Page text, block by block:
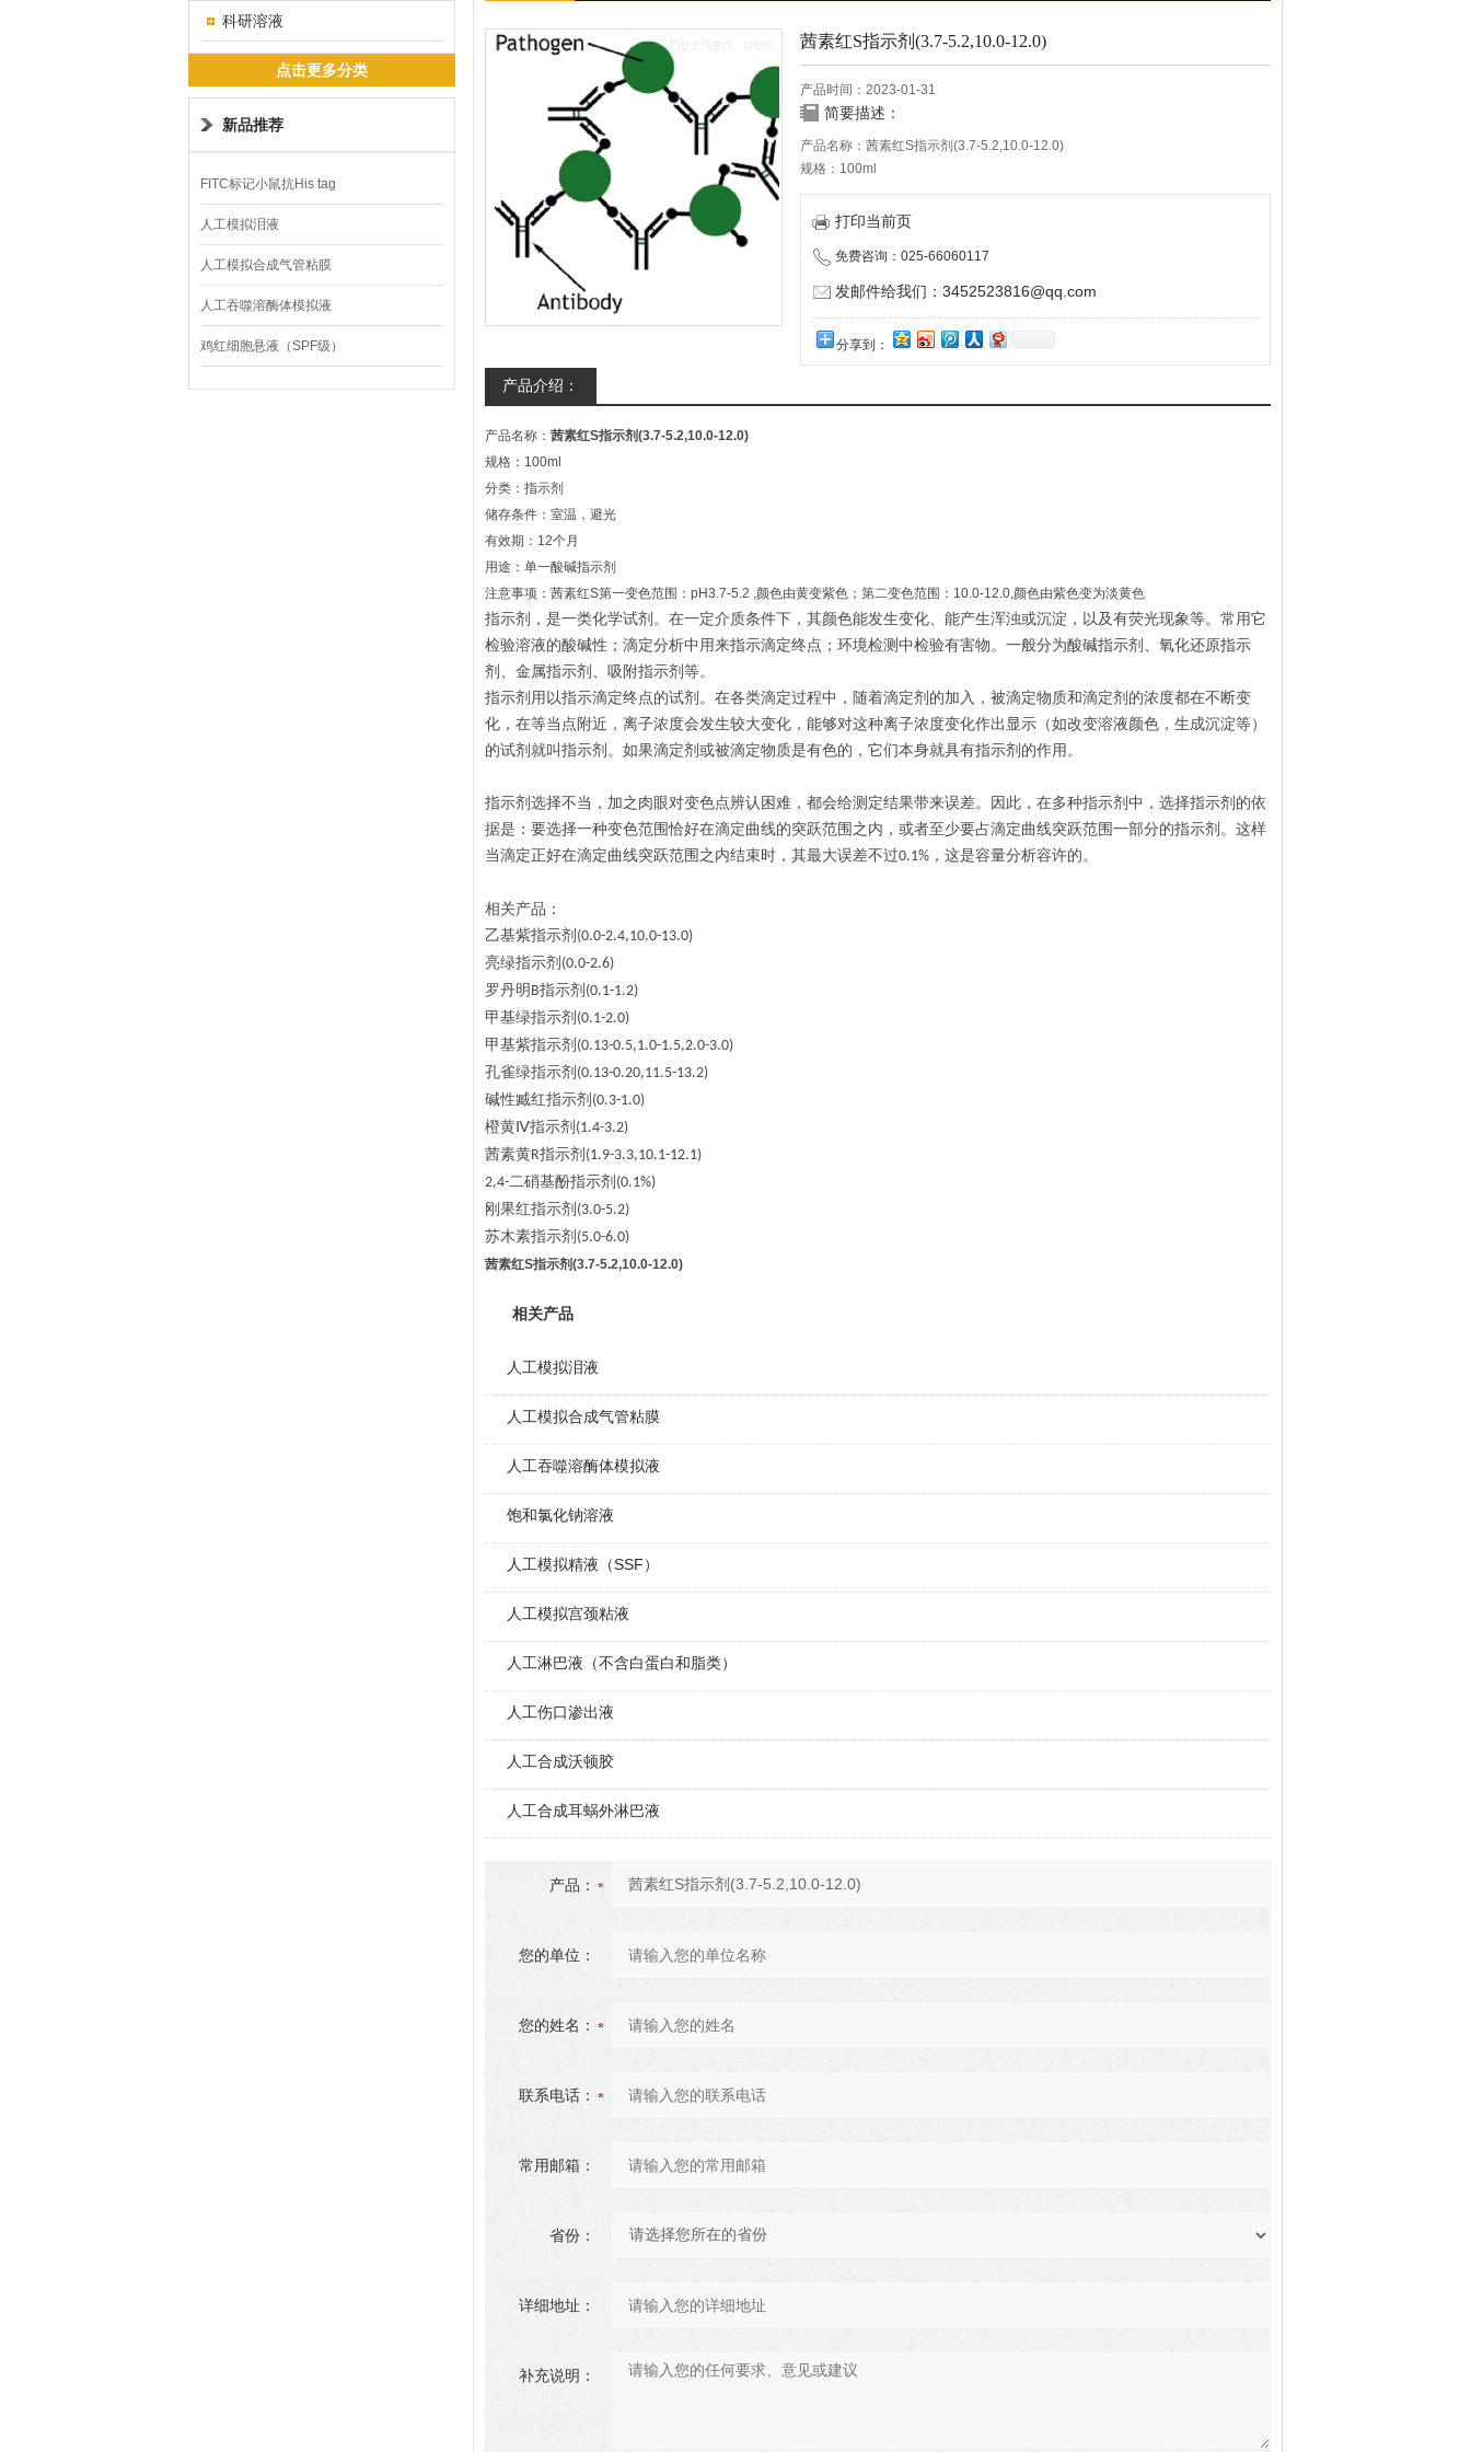
科研溶液
点击更多分类
新品推荐
FITC标记小鼠抗His tag
人工模拟泪液
人工模拟合成气管粘膜
人工吞噬溶酶体模拟液
鸡红细胞悬液（SPF级）
茜素红S指示剂(3.7-5.2,10.0-12.0)
产品时间：2023-01-31
简要描述：
产品名称：茜素红S指示剂(3.7-5.2,10.0-12.0)
规格：100ml
分类：指示剂
储存条件：室温，避光
用途：单一酸碱指示剂
注意事项：茜素红S第一变色范围：pH3.7-5.2 ,颜色由黄变紫色；第二变色范围：
本产品仅供科研实验用，不做其它用途！
打印当前页
免费咨询：025-66060117
发邮件给我们：3452523816@qq.com
分享到：
产品介绍：
产品名称： 茜素红S指示剂(3.7-5.2,10.0-12.0)
规格：100ml
分类：指示剂
储存条件：室温，避光
有效期：12个月
用途：单一酸碱指示剂
注意事项：茜素红S第一变色范围：pH3.7-5.2 ,颜色由黄变紫色；第二变色范围：10.0-12.0,颜色由紫色变为淡黄色
指示剂，是一类化学试剂。在一定介质条件下，其颜色能发生变化、能产生浑浊或沉淀，以及有荧光现象等。常用它
检验溶液的酸碱性；滴定分析中用来指示滴定终点；环境检测中检验有害物。一般分为酸碱指示剂、氧化还原指示
剂、金属指示剂、吸附指示剂等。
指示剂用以指示滴定终点的试剂。在各类滴定过程中，随着滴定剂的加入，被滴定物质和滴定剂的浓度都在不断变
化，在等当点附近，离子浓度会发生较大变化，能够对这种离子浓度变化作出显示（如改变溶液颜色，生成沉淀等）
的试剂就叫指示剂。如果滴定剂或被滴定物质是有色的，它们本身就具有指示剂的作用。
指示剂选择不当，加之肉眼对变色点辨认困难，都会给测定结果带来误差。因此，在多种指示剂中，选择指示剂的依
据是：要选择一种变色范围恰好在滴定曲线的突跃范围之内，或者至少要占滴定曲线突跃范围一部分的指示剂。这样
当滴定正好在滴定曲线突跃范围之内结束时，其最大误差不过0.1% ，这是容量分析容许的。
相关产品：
乙基紫指示剂 (0.0-2.4,10.0-13.0)
亮绿指示剂 (0.0-2.6)
罗丹明 B指示剂 (0.1-1.2)
甲基绿指示剂 (0.1-2.0)
甲基紫指示剂 (0.13-0.5,1.0-1.5,2.0-3.0)
孔雀绿指示剂 (0.13-0.20,11.5-13.2)
碱性臧红指示剂 (0.3-1.0)
橙黄 Ⅳ指示剂 (1.4-3.2)
茜素黄R指示剂 (1.9-3.3,10.1-12.1)
2,4-二硝基酚指示剂 (0.1%)
刚果红指示剂 (3.0-5.2)
苏木素指示剂 (5.0-6.0)
茜素红S指示剂(3.7-5.2,10.0-12.0)
相关产品
人工模拟泪液
人工模拟合成气管粘膜
人工吞噬溶酶体模拟液
饱和氯化钠溶液
人工模拟精液（SSF）
人工模拟宫颈粘液
人工淋巴液（不含白蛋白和脂类）
人工伤口渗出液
人工合成沃顿胶
人工合成耳蜗外淋巴液
产品：
您的单位：
您的姓名：
联系电话：
常用邮箱：
省份：
详细地址：
补充说明：